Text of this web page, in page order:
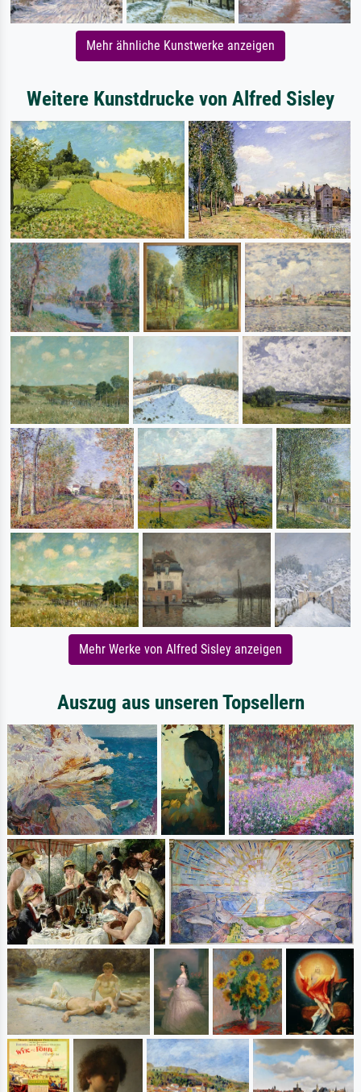
Mehr ähnliche Kunstwerke anzeigen
Weitere Kunstdrucke von Alfred Sisley
Mehr Werke von Alfred Sisley anzeigen
Auszug aus unseren Topsellern